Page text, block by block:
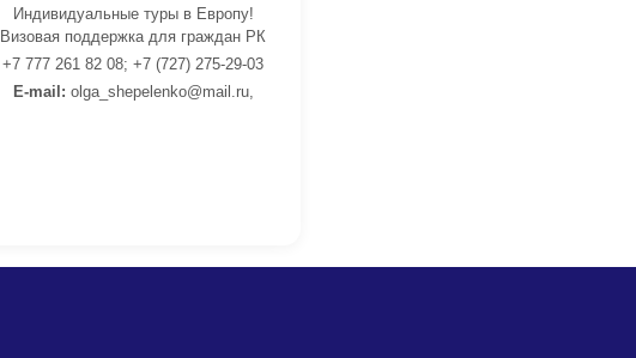
Индивидуальные туры в Европу!
Визовая поддержка для граждан РК
+7 777 261 82 08; +7 (727) 275-29-03
E-mail: olga_shepelenko@mail.ru,